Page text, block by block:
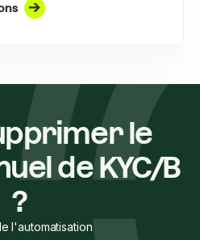
le
de KYC/B
?
l'automatisation